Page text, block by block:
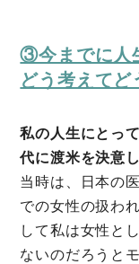
③今までに人
どう考えてど
私の人生にとっ
代に渡米を決意
当時は、日本の
での女性の扱わ
して私は女性と
ないのだろうと